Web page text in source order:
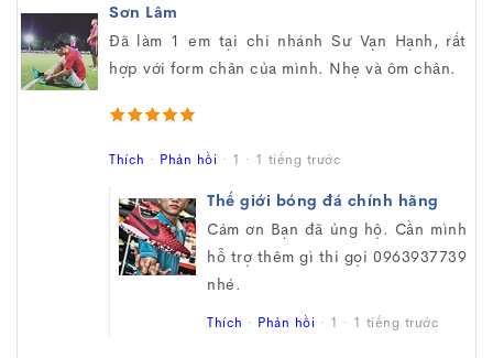
Sơn Lâm
Đã làm 1 em tại chi nhánh Sư Vạn Hạnh, rất
hợp với form chân của mình. Nhẹ và ôm chân.
Thích · Phản hồi · 1 · 1 tiếng trước
Thế giới bóng đá chính hãng
Cảm ơn Bạn đã ủng hộ. Cần mình
hỗ trợ thêm gì thi gọi 0963937739
nhé.
Thích · Phản hồi · 1 · 1 tiếng trước